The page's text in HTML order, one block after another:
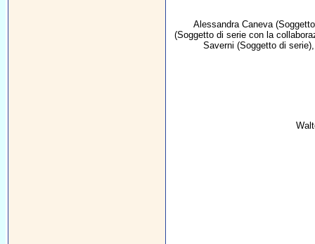
Alessandra Caneva
(Soggetto di serie con la
Saverni (Soggetto di